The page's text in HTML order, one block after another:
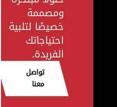
ومصممة
خصيصًا لتلبية
احتياجاتك
الفريدة.
تواصل
معنا